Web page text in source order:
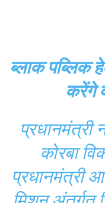
ब्लाक पब्लिक
करेंगे
प्रधानमंत्री
कोरबा
प्रधानमंत्री